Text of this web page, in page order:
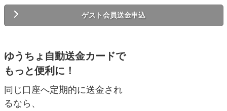
ゲスト会員送金申込
ゆうちょ自動送金カードで
もっと便利に！
同じ口座へ定期的に送金され
るなら、